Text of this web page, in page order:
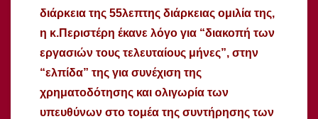
διάρκεια της 55λεπτης διάρκειας ομιλία της,
η κ.Περιστέρη έκανε λόγο για “διακοπή των
εργασιών τους τελευταίους μήνες”, στην
“ελπίδα” της για συνέχιση της
χρηματοδότησης και ολιγωρία των
υπευθύνων στο τομέα της συντήρησης των